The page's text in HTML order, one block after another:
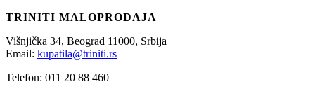
TRINITI MALOPRODAJA
Višnjička 34, Beograd 11000, Srbija
Email: kupatila@triniti.rs
Telefon: 011 20 88 460